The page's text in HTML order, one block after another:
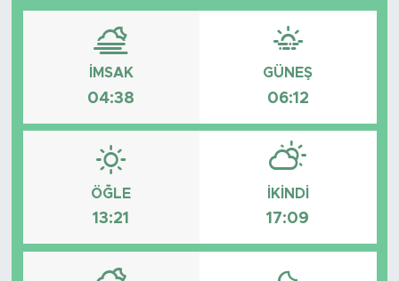
İMSAK
04:38
GÜNEŞ
06:12
ÖĞLE
13:21
İKINDI
17:09